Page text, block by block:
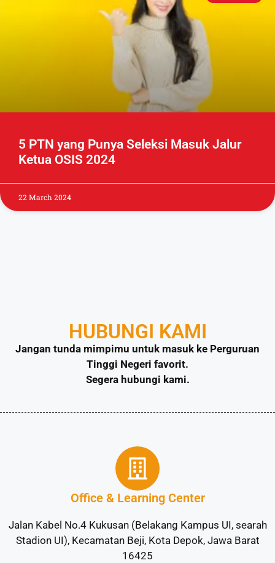
5 PTN yang Punya Seleksi Masuk Jalur
Ketua OSIS 2024
22 March 2024
HUBUNGI KAMI
Jangan tunda mimpimu untuk masuk ke Perguruan
Tinggi Negeri favorit.
Segera hubungi kami.
Office & Learning Center
Jalan Kabel No.4 Kukusan (Belakang Kampus UI, searah
Stadion UI), Kecamatan Beji, Kota Depok, Jawa Barat
16425